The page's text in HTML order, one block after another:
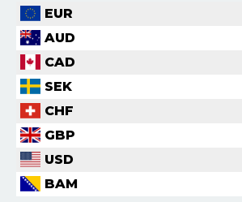
EUR
AUD
CAD
SEK
CHF
GBP
USD
BAM